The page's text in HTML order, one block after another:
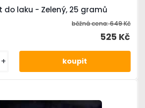
do laku - Zelený, 25 gramů
běžná cena:649 Kč
525 Kč
+